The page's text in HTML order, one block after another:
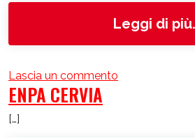
Leggi di
Lascia un commento
ENPA CERVIA
[…]